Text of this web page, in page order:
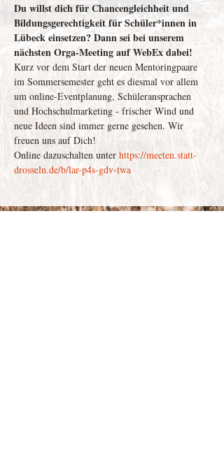
Du willst dich für Chancengleichheit und
Bildungsgerechtigkeit für Schüler*innen in
Lübeck einsetzen? Dann sei bei unserem
nächsten Orga-Meeting auf WebEx dabei!
Kurz vor dem Start der neuen Mentoringpaare
im Sommersemester geht es diesmal vor allem
um online-Eventplanung, Schüleransprachen
und Hochschulmarketing - frischer Wind und
neue Ideen sind immer gerne gesehen. Wir
freuen uns auf Dich!
Online dazuschalten unter https://meeten.statt-
drosseln.de/b/lar-p4s-gdv-twa